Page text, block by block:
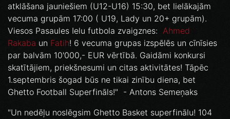
atklāšana jauniešiem (U12-U16) 15:30, bet lielākajām
vecuma grupām 17:00 ( U19, Lady un 20+ grupām).
Viesos Pasaules Ielu futbola zvaigznes: Ahmed
Rakaba un Fatih! 6 vecuma grupas izspēlēs un cīnīsies
par balvām 10'000,- EUR vērtībā. Gaidāmi konkursi
skatītājiem, priekšnesumi un citas aktivitātes! Tāpēc
1.septembris šogad būs ne tikai zinību diena, bet
Ghetto Football Superfināls!" - Antons Semeņaks
"Un nedēļu noslēgsim Ghetto Basket superfinālu! 104